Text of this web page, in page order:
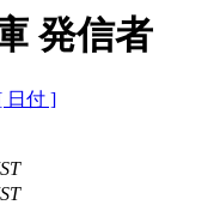
発信者
日付 ]